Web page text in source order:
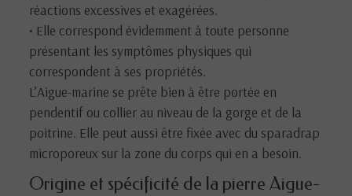
réactions excessives et exagérées.
• Elle correspond évidemment à toute personne
présentant les symptômes physiques qui
correspondent à ses propriétés.
L’Aigue-marine se prête bien à être portée en
pendentif ou collier au niveau de la gorge et de la
poitrine. Elle peut aussi être fixée avec du sparadrap
microporeux sur la zone du corps qui en a besoin.
Origine et spécificité de la pierre Aigue-